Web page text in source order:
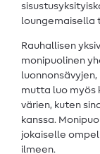
loungemaisella
Rauhallisen
monipuolinen
luonnonsävyjen,
mutta luo myös
värien, kuten
kanssa.
jokaiselle
ilmeen.